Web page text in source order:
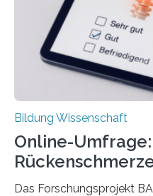
Jahren erstmals…
Bildung Wissenschaft
Online-
Das Forschungsprojekt